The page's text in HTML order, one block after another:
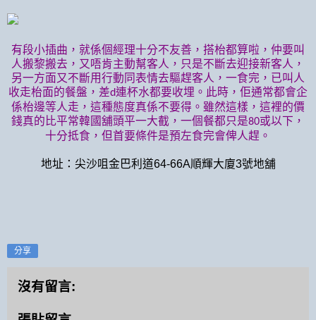
有段小插曲，就係個經理十分不友善，搭枱都算啦，仲要叫
人搬黎搬去，又唔肯主動幫客人，只是不斷去迎接新客人，
另一方面又不斷用行動同表情去驅趕客人，一食完，已叫人
收走枱面的餐盤，差d連杯水都要收埋。此時，佢通常都會企
係枱邊等人走，這種態度真係不要得。雖然這樣，這裡的價
錢真的比平常韓國舖頭平一大截，一個餐都只是80或以下，
十分抵食，但首要條件是預左食完會俾人趕。
地址：尖沙咀金巴利道64-66A順輝大廈3號地舖
分享
沒有留言: